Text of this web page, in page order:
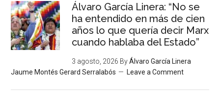
Álvaro García Linera: “No se
ha entendido en más de cien
años lo que quería decir Marx
cuando hablaba del Estado”
3 agosto, 2026 ByÁlvaro García Linera
Jaume Montés Gerard Serralabós
Leave a Comment